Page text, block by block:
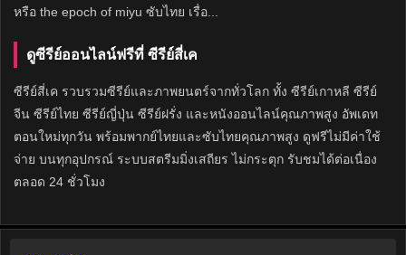
หรือ the epoch of miyu ซับไทย เรื่อ...
ดูซีรีย์ออนไลน์ฟรีที่ ซีรีย์สี่เค
ซีรีย์สี่เค รวบรวมซีรีย์และภาพยนตร์จากทั่วโลก ทั้ง ซีรีย์เกาหลี ซีรีย์
จีน ซีรีย์ไทย ซีรีย์ญี่ปุ่น ซีรีย์ฝรั่ง และหนังออนไลน์คุณภาพสูง อัพเดท
ตอนใหม่ทุกวัน พร้อมพากย์ไทยและซับไทยคุณภาพสูง ดูฟรีไม่มีค่าใช้
จ่าย บนทุกอุปกรณ์ ระบบสตรีมมิ่งเสถียร ไม่กระตุก รับชมได้ต่อเนื่อง
ตลอด 24 ชั่วโมง